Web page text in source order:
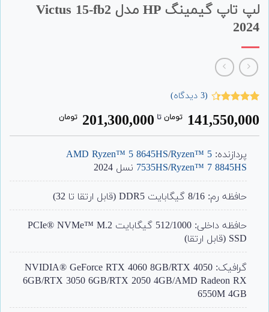
لپ تاپ گیمینگ HP مدل Victus 15-fb2
2024
4.33
از 5
مشتری
(
3دیدگاه)
141,550,000 تومان ‌ تا ‌ 201,300,000 تومان
پردازنده: AMD Ryzen™ 5 8645HS/Ryzen™ 5
7535HS/Ryzen™ 7 8845HS نسل 2024
حافظه رم: 8/16 گیگابایت DDR5 (قابل ارتقا تا 32)
حافظه داخلی: 512/1000 گیگابایت PCIe® NVMe™ M.2
SSD (قابل ارتقا)
گرافیک: NVIDIA® GeForce RTX 4060 8GB/RTX 4050
6GB/RTX 3050 6GB/RTX 2050 4GB/AMD Radeon RX
6550M 4GB